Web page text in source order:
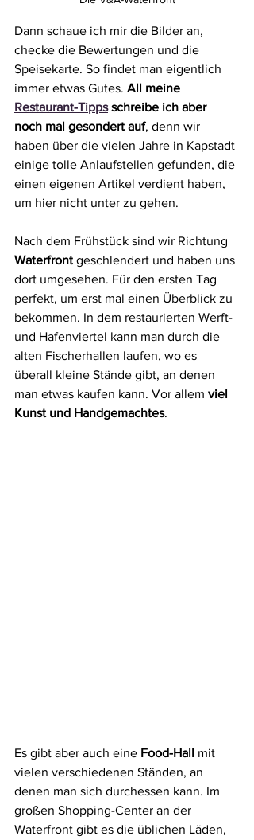
Dann schaue ich mir die Bilder an,
checke die Bewertungen und die
Speisekarte. So findet man eigentlich
immer etwas Gutes. All meine
Restaurant-Tipps schreibe ich aber
noch mal gesondert auf, denn wir
haben über die vielen Jahre in Kapstadt
einige tolle Anlaufstellen gefunden, die
einen eigenen Artikel verdient haben,
um hier nicht unter zu gehen.
Nach dem Frühstück sind wir Richtung
Waterfront geschlendert und haben uns
dort umgesehen. Für den ersten Tag
perfekt, um erst mal einen Überblick zu
bekommen. In dem restaurierten Werft-
und Hafenviertel kann man durch die
alten Fischerhallen laufen, wo es
überall kleine Stände gibt, an denen
man etwas kaufen kann. Vor allem viel
Kunst und Handgemachtes.
Es gibt aber auch eine Food-Hall mit
vielen verschiedenen Ständen, an
denen man sich durchessen kann. Im
großen Shopping-Center an der
Waterfront gibt es die üblichen Läden,